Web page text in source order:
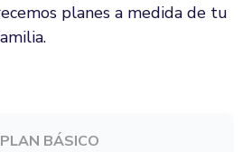
planes a medida de tu
PLAN BÁSICO